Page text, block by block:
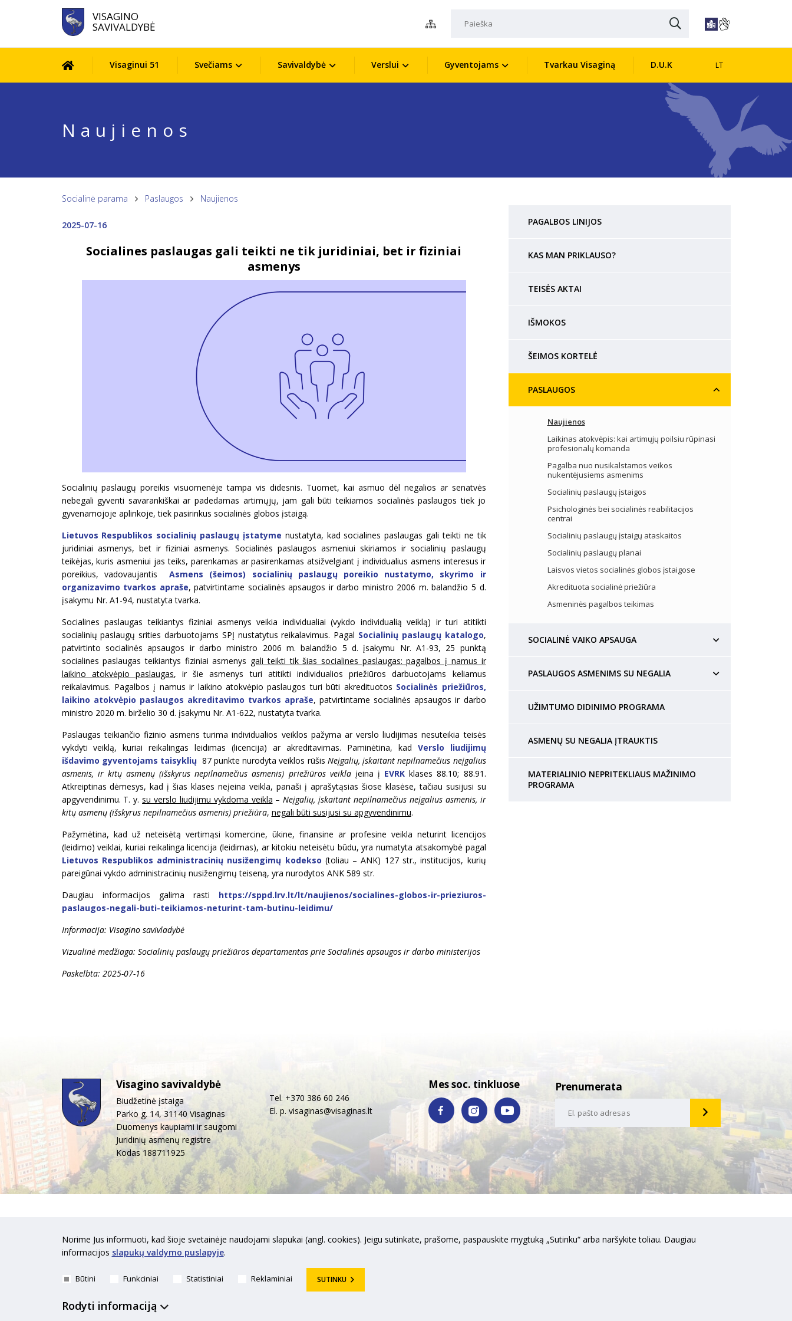
VISAGINO
SAVIVALDYBĖ
LT
Visaginui 51 Svečiams Savivaldybė Verslui Gyventojams Tvarkau Visaginą D.U.K
Naujienos
Socialinė parama Paslaugos Naujienos
2025-07-16
Socialines paslaugas gali teikti ne tik juridiniai, bet ir fiziniai
asmenys
Socialinių paslaugų poreikis visuomenėje tampa vis didesnis. Tuomet, kai asmuo dėl negalios ar senatvės
nebegali gyventi savarankiškai ar padedamas artimųjų, jam gali būti teikiamos socialinės paslaugos tiek jo
gyvenamojoje aplinkoje, tiek pasirinkus socialinės globos įstaigą.
Lietuvos Respublikos socialinių paslaugų įstatyme nustatyta, kad socialines paslaugas gali teikti ne tik
juridiniai asmenys, bet ir fiziniai asmenys. Socialinės paslaugos asmeniui skiriamos ir socialinių paslaugų
teikėjas, kuris asmeniui jas teiks, parenkamas ar pasirenkamas atsižvelgiant į individualius asmens interesus ir
poreikius, vadovaujantisAsmens (šeimos) socialinių paslaugų poreikio nustatymo, skyrimo ir
organizavimo tvarkos apraše, patvirtintame socialinės apsaugos ir darbo ministro 2006 m. balandžio 5 d.
įsakymu Nr. A1-94, nustatyta tvarka.
Socialines paslaugas teikiantys fiziniai asmenys veikia individualiai (vykdo individualią veiklą) ir turi atitikti
socialinių paslaugų srities darbuotojams SPĮ nustatytus reikalavimus. Pagal Socialinių paslaugų katalogo,
patvirtinto socialinės apsaugos ir darbo ministro 2006 m. balandžio 5 d. įsakymu Nr. A1-93, 25 punktą
socialines paslaugas teikiantys fiziniai asmenys gali teikti tik šias socialines paslaugas: pagalbos į namus ir
laikino atokvėpio paslaugas, ir šie asmenys turi atitikti individualios priežiūros darbuotojams keliamus
reikalavimus. Pagalbos į namus ir laikino atokvėpio paslaugos turi būti akredituotos Socialinės priežiūros,
laikino atokvėpio paslaugos akreditavimo tvarkos apraše, patvirtintame socialinės apsaugos ir darbo
ministro 2020 m. birželio 30 d. įsakymu Nr. A1-622, nustatyta tvarka.
Paslaugas teikiančio fizinio asmens turima individualios veiklos pažyma ar verslo liudijimas nesuteikia teisės
vykdyti veiklą, kuriai reikalingas leidimas (licencija) ar akreditavimas. Paminėtina, kad Verslo liudijimų
išdavimo gyventojams taisyklių 87 punkte nurodyta veiklos rūšis Neįgalių, įskaitant nepilnamečius neįgalius
asmenis, ir kitų asmenų (išskyrus nepilnamečius asmenis) priežiūros veiklaįeina į EVRK klases 88.10; 88.91.
Atkreiptinas dėmesys, kad į šias klases neįeina veikla, panaši į aprašytąsias šiose klasėse, tačiau susijusi su
apgyvendinimu. T. y.su verslo liudijimu vykdoma veikla –Neįgalių, įskaitant nepilnamečius neįgalius asmenis, ir
kitų asmenų (išskyrus nepilnamečius asmenis) priežiūra, negali būti susijusi su apgyvendinimu.
Pažymėtina, kad už neteisėtą vertimąsi komercine, ūkine, finansine ar profesine veikla neturint licencijos
(leidimo) veiklai, kuriai reikalinga licencija (leidimas), ar kitokiu neteisėtu būdu, yra numatyta atsakomybė pagal
Lietuvos Respublikos administracinių nusižengimų kodekso (toliau – ANK) 127 str., institucijos, kurių
pareigūnai vykdo administracinių nusižengimų teiseną, yra nurodytos ANK 589 str.
Daugiau informacijos galima rasti https://sppd.lrv.lt/lt/naujienos/socialines-globos-ir-prieziuros-
paslaugos-negali-buti-teikiamos-neturint-tam-butinu-leidimu/
Informacija: Visagino savivladybė
Vizualinė medžiaga: Socialinių paslaugų priežiūros departamentas prie Socialinės apsaugos ir darbo ministerijos
Paskelbta: 2025-07-16
PAGALBOS LINIJOS
KAS MAN PRIKLAUSO?
TEISĖS AKTAI
IŠMOKOS
ŠEIMOS KORTELĖ
PASLAUGOS
Naujienos
Laikinas atokvėpis: kai artimųjų poilsiu rūpinasi
profesionalų komanda
Pagalba nuo nusikalstamos veikos
nukentėjusiems asmenims
Socialinių paslaugų įstaigos
Psichologinės bei socialinės reabilitacijos
centrai
Socialinių paslaugų įstaigų ataskaitos
Socialinių paslaugų planai
Laisvos vietos socialinės globos įstaigose
Akredituota socialinė priežiūra
Asmeninės pagalbos teikimas
SOCIALINĖ VAIKO APSAUGA
PASLAUGOS ASMENIMS SU NEGALIA
UŽIMTUMO DIDINIMO PROGRAMA
ASMENŲ SU NEGALIA ĮTRAUKTIS
MATERIALINIO NEPRITEKLIAUS MAŽINIMO
PROGRAMA
Visagino savivaldybė
Biudžetinė įstaiga
Parko g. 14, 31140 Visaginas
Duomenys kaupiami ir saugomi
Juridinių asmenų registre
Kodas 188711925
Tel. +370 386 60 246
El. p. visaginas@visaginas.lt
Mes soc. tinkluose Prenumerata
Norime Jus informuoti, kad šioje svetainėje naudojami slapukai (angl. cookies). Jeigu sutinkate, prašome, paspauskite mygtuką „Sutinku“ arba naršykite toliau. Daugiau
informacijos slapukų valdymo puslapyje.
Būtini Funkciniai Statistiniai Reklaminiai SUTINKU
Rodyti informaciją